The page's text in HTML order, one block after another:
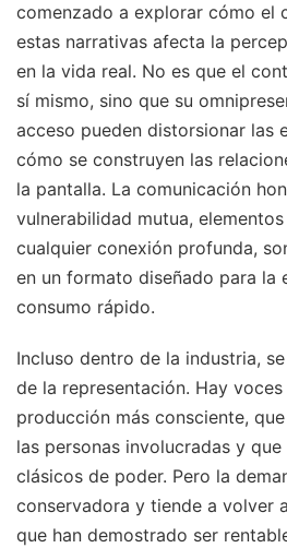
comenzado a explorar cómo el
estas narrativas afecta la
en la vida real. No es que el
sí mismo, sino que su
acceso pueden distorsionar las
cómo se construyen las
la pantalla. La comunicación
vulnerabilidad mutua,
cualquier conexión profunda,
en un formato diseñado para la
consumo rápido.
Incluso dentro de la industria,
de la representación. Hay
producción más consciente,
las personas involucradas y
clásicos de poder. Pero la
conservadora y tiende a volver
que han demostrado ser